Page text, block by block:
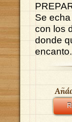
Se
con los
donde
encanto.